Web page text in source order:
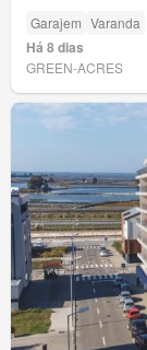
Garajem Varanda
Há 8 dias
GREEN-ACRES